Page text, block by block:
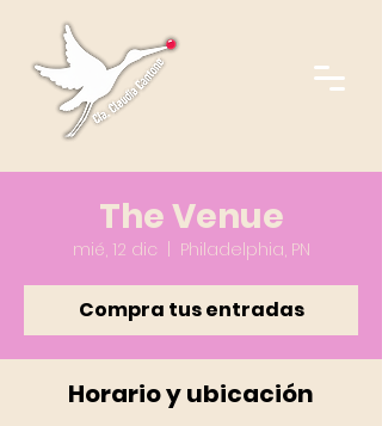
The Venue
mié, 12 dic Philadelphia, PN
Compra tus entradas
Horario y ubicación